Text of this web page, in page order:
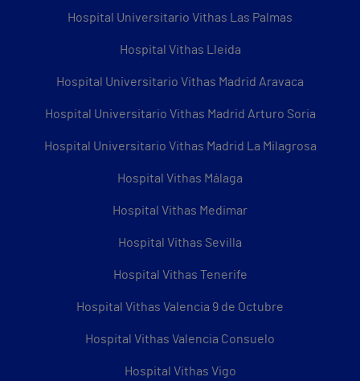
Hospital Universitario Vithas Las Palmas
Hospital Vithas Lleida
Hospital Universitario Vithas Madrid Aravaca
Hospital Universitario Vithas Madrid Arturo Soria
Hospital Universitario Vithas Madrid La Milagrosa
Hospital Vithas Málaga
Hospital Vithas Medimar
Hospital Vithas Sevilla
Hospital Vithas Tenerife
Hospital Vithas Valencia 9 de Octubre
Hospital Vithas Valencia Consuelo
Hospital Vithas Vigo